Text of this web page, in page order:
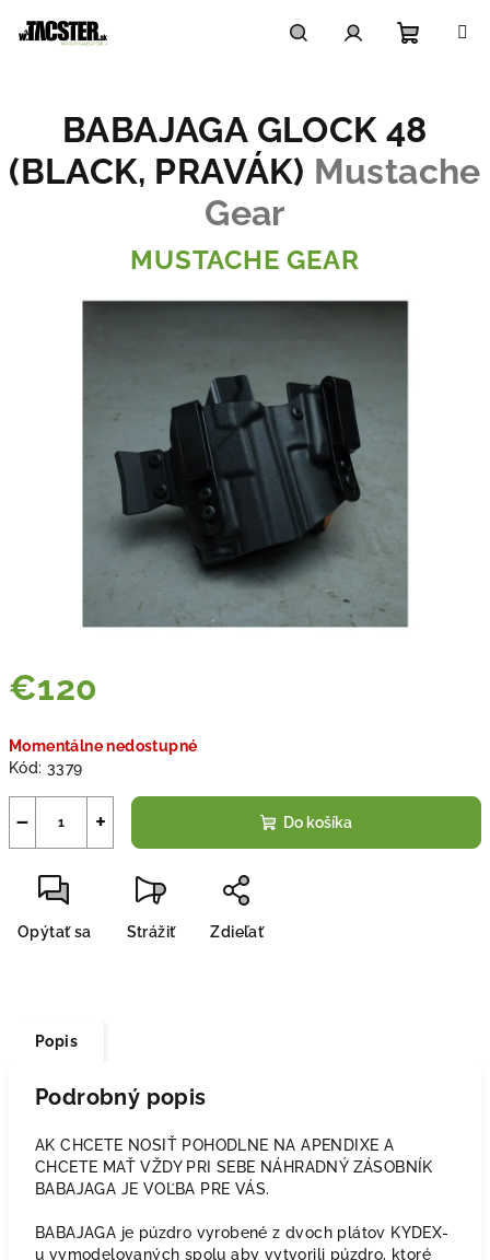
košík
€120
cena:
Momentálne nedostupné
Kód: 3379
+
− Do košíka
Opýtať sa Strážiť Zdieľať
BABAJAGA GLOCK 48
(BLACK, PRAVÁK) Mustache
Gear
MUSTACHE GEAR
Popis
Podrobný popis
AK CHCETE NOSIŤ POHODLNE NA APENDIXE A
CHCETE MAŤ VŽDY PRI SEBE NÁHRADNÝ ZÁSOBNÍK
BABAJAGA JE VOĽBA PRE VÁS.
BABAJAGA je púzdro vyrobené z dvoch plátov KYDEX-
u vymodelovaných spolu aby vytvorili púzdro, ktoré